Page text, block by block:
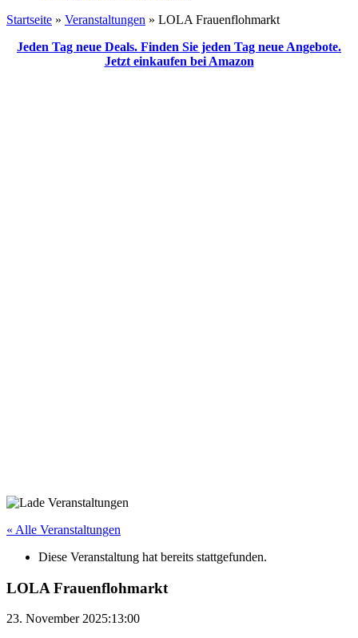
Startseite » Veranstaltungen » LOLA Frauenflohmarkt
Jeden Tag neue Deals. Finden Sie jeden Tag neue Angebote.
Jetzt einkaufen bei Amazon
« Alle Veranstaltungen
Diese Veranstaltung hat bereits stattgefunden.
LOLA Frauenflohmarkt
23. November 2025:13:00